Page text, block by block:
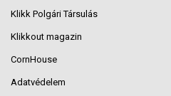
Klikk Polgári Társulás
Klikkout magazin
CornHouse
Adatvédelem